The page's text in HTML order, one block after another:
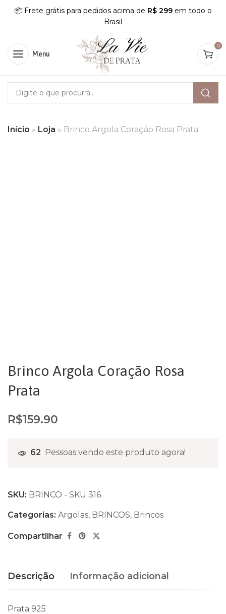
📦 Frete grátis para pedidos acima de R$ 299 em todo o
Brasil
Menu
0
Início » Loja » Brinco Argola Coração Rosa Prata
Brinco Argola Coração Rosa
Prata
R$159.90
62 Pessoas vendo este produto agora!
SKU: BRINCO - SKU 316
Categorias: Argolas, BRINCOS, Brincos
Compartilhar
Descrição Informação adicional
Prata 925